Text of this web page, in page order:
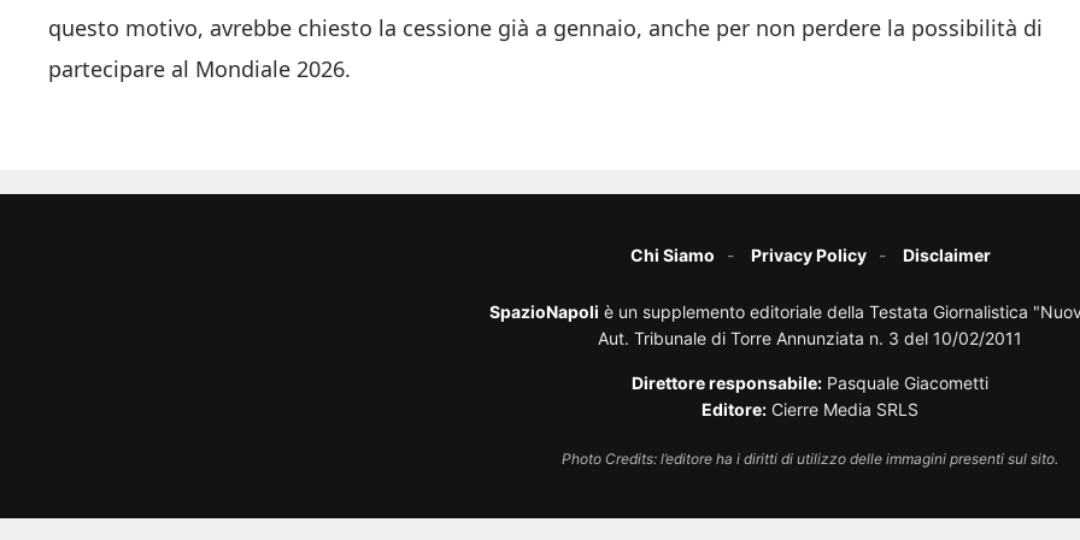
questo motivo, avrebbe chiesto la cessione già a gennaio, anche per non perdere la possibilità di
partecipare al Mondiale 2026.
Chi Siamo Privacy Policy Disclaimer
SpazioNapoli è un supplemento editoriale della Testata Giornalistica
Aut. Tribunale di Torre Annunziata n. 3 del 10/02/2011
Direttore responsabile: Pasquale Giacometti
Editore: Cierre Media SRLS
Photo Credits: l’editore ha i diritti di utilizzo delle immagini presenti sul sito.